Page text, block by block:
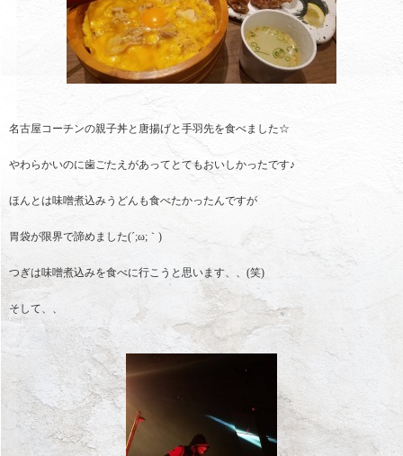
名古屋コーチンの親子丼と唐揚げと手羽先を食べました☆
やわらかいのに歯ごたえがあってとてもおいしかったです♪
ほんとは味噌煮込みうどんも食べたかったんですが
胃袋が限界で諦めました(´;ω;｀)
つぎは味噌煮込みを食べに行こうと思います、、(笑)
そして、、